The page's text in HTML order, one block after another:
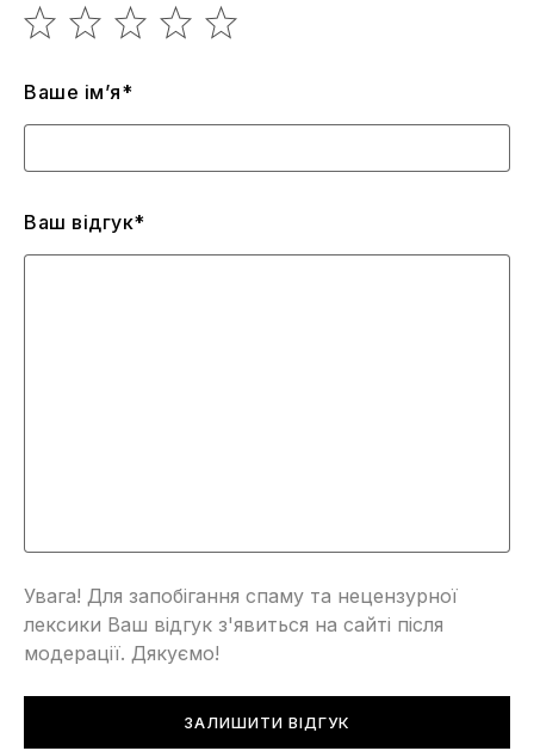
Ваше ім’я*
Ваш відгук*
Увага! Для запобігання спаму та нецензурної
лексики Ваш відгук з'явиться на сайті після
модерації. Дякуємо!
ЗАЛИШИТИ ВІДГУК